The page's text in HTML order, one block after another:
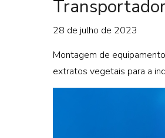
28 de julho de 2023
Montagem de
extratos vegetais para a